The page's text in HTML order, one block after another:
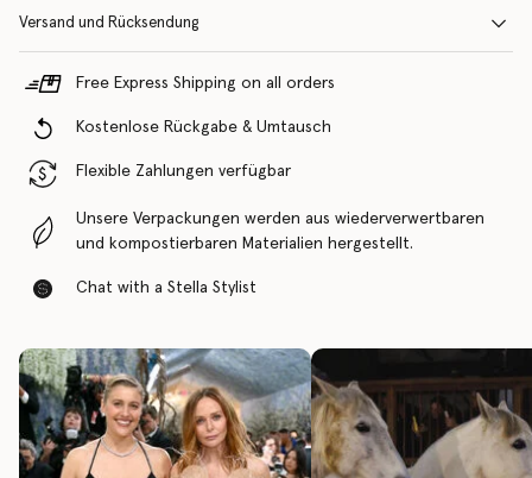
Versand und Rücksendung
Free Express Shipping on all orders
Kostenlose Rückgabe & Umtausch
Flexible Zahlungen verfügbar
Unsere Verpackungen werden aus wiederverwertbaren
und kompostierbaren Materialien hergestellt.
Chat with a Stella Stylist